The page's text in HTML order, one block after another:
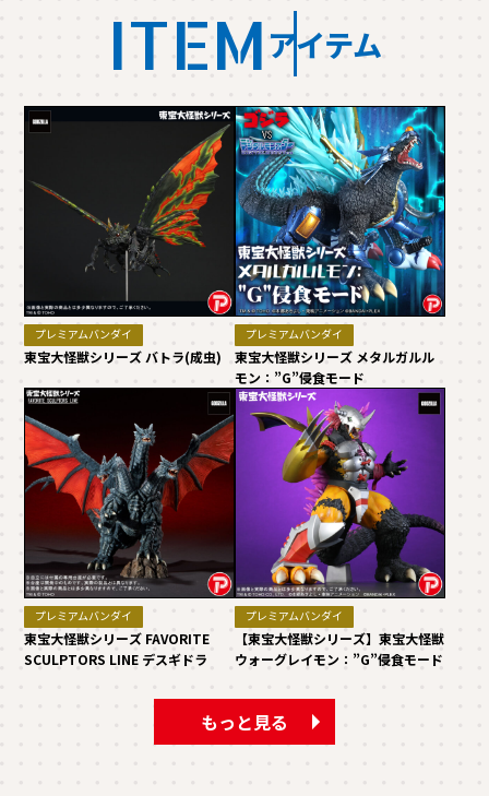
ITEM アイテム
プレミアムバンダイ
東宝大怪獣シリーズ バトラ(成虫)
プレミアムバンダイ
東宝大怪獣シリーズ メタルガルル
モン：”G”侵食モード
プレミアムバンダイ
東宝大怪獣シリーズ FAVORITE
SCULPTORS LINE デスギドラ
プレミアムバンダイ
【東宝大怪獣シリーズ】東宝大怪獣
ウォーグレイモン：”G”侵食モード
もっと見る